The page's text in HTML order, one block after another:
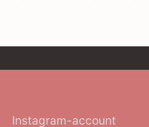
Instagram-account